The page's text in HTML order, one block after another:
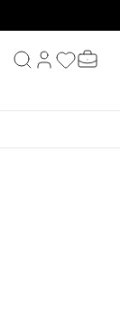
Hesabım
Favorilerim